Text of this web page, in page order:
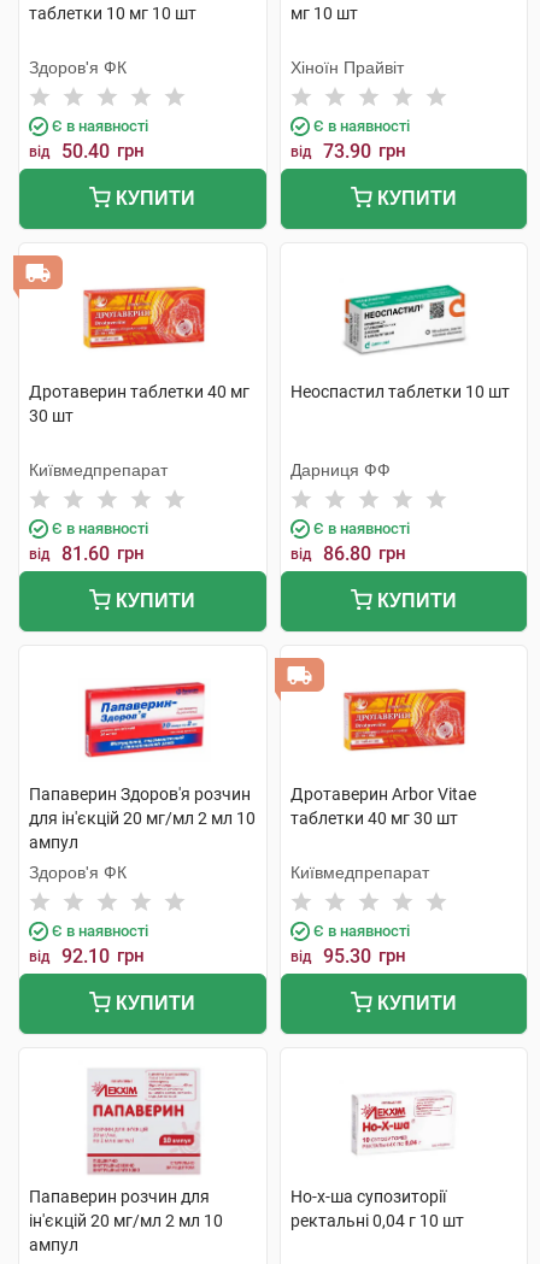
таблетки 10 мг 10 шт
Здоров'я ФК
Є в наявності
від 50.40 грн
КУПИТИ
мг 10 шт
Хіноїн Прайвіт
Є в наявності
від 73.90 грн
КУПИТИ
Дротаверин таблетки 40 мг
30 шт
Київмедпрепарат
Є в наявності
від 81.60 грн
КУПИТИ
Неоспастил таблетки 10 шт
Дарниця ФФ
Є в наявності
від 86.80 грн
КУПИТИ
Папаверин Здоров'я розчин
для ін'єкцій 20 мг/мл 2 мл 10
ампул
Здоров'я ФК
Є в наявності
від 92.10 грн
КУПИТИ
Дротаверин Arbor Vitae
таблетки 40 мг 30 шт
Київмедпрепарат
Є в наявності
від 95.30 грн
КУПИТИ
Папаверин розчин для
ін'єкцій 20 мг/мл 2 мл 10
ампул
Но-х-ша супозиторії
ректальні 0,04 г 10 шт